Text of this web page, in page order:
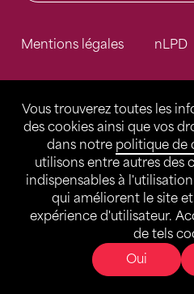
Vous trouverez toutes les
des cookies ainsi que vos
dans notre politique de
utilisons entre autres des
indispensables à
qui améliorent le site
expérience d'utilisateur.
de tels
Oui
Mentions légales nLPD